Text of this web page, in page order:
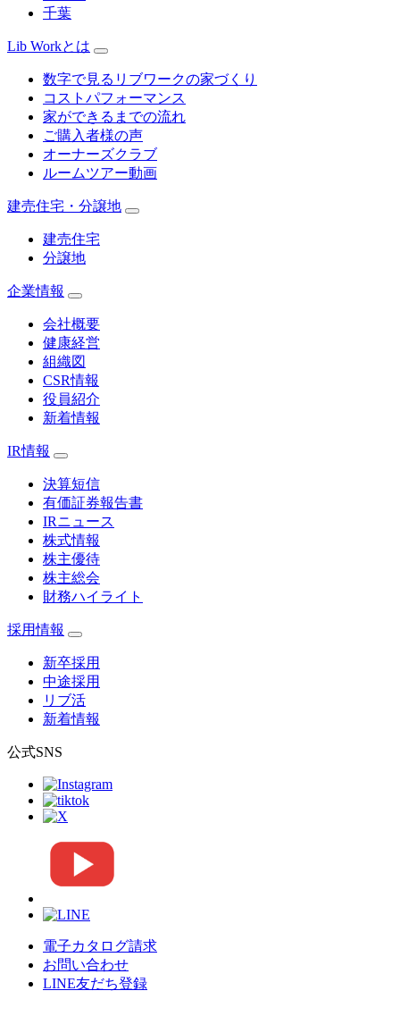
千葉
Lib Workとは
数字で見るリブワークの家づくり
コストパフォーマンス
家ができるまでの流れ
ご購入者様の声
オーナーズクラブ
ルームツアー動画
建売住宅・分譲地
建売住宅
分譲地
企業情報
会社概要
健康経営
組織図
CSR情報
役員紹介
新着情報
IR情報
決算短信
有価証券報告書
IRニュース
株式情報
株主優待
株主総会
財務ハイライト
採用情報
新卒採用
中途採用
リブ活
新着情報
公式SNS
電子カタログ請求
お問い合わせ
LINE友だち登録